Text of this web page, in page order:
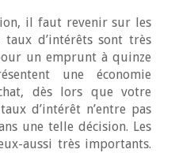
il faut revenir sur les
taux d’intérêts sont très
un emprunt à quinze
une économie
dès lors que votre
d’intérêt n’entre pas
une telle décision. Les
aussi très importants.